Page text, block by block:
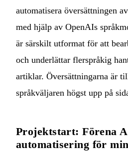
automatisera översättningen
med hjälp av OpenAIs
är särskilt utformat för att
och underlättar flerspråkig
artiklar. Översättningarna är
språkväljaren högst upp på
Projektstart: Förena
automatisering för